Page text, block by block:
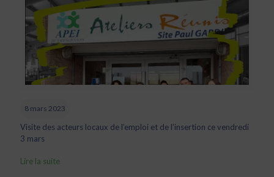
8 mars 2023
Visite des acteurs locaux de l’emploi et de l’insertion ce vendredi
3 mars
Lire la suite